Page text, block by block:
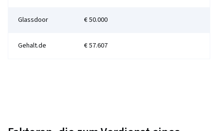
Glassdoor € 50.000
Gehalt.de € 57.607